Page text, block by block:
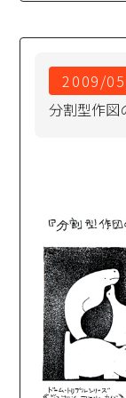
2009/
分割型作図